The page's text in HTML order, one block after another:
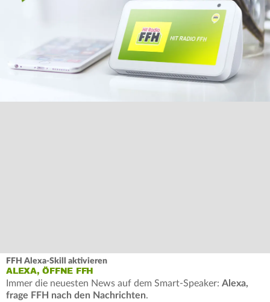
FFH Alexa-Skill aktivieren
ALEXA, ÖFFNE FFH
Immer die neuesten News auf dem Smart-Speaker: Alexa,
frage FFH nach den Nachrichten.